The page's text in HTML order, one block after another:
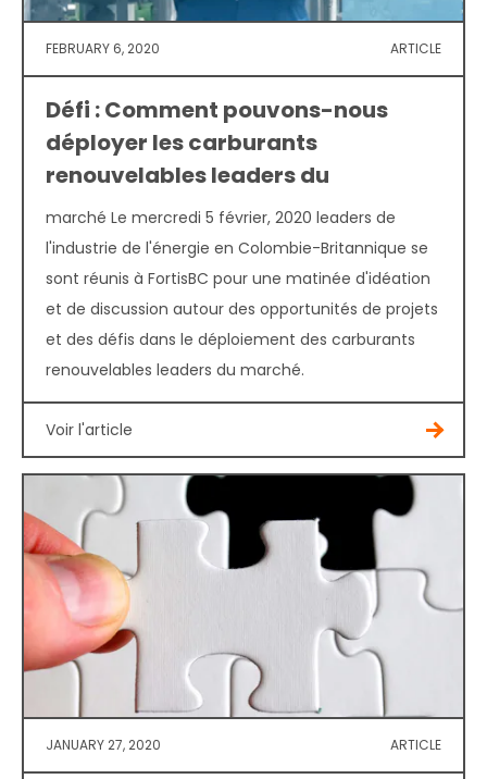
FEBRUARY 6, 2020 ARTICLE
Défi : Comment pouvons-nous
déployer les carburants
renouvelables leaders du
marché Le mercredi 5 février, 2020 leaders de
l'industrie de l'énergie en Colombie-Britannique se
sont réunis à FortisBC pour une matinée d'idéation
et de discussion autour des opportunités de projets
et des défis dans le déploiement des carburants
renouvelables leaders du marché.
Voir l'article
JANUARY 27, 2020 ARTICLE